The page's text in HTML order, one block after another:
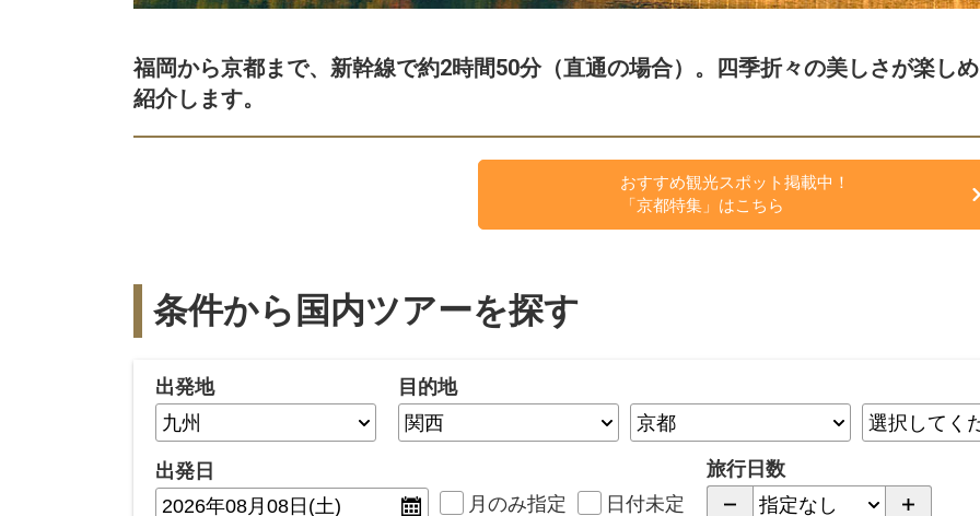
福岡から京都まで、新幹線で約2時間50分（直通の場合）。四季折々の美しさが楽し
紹介します。
おすすめ観光スポット掲載中！
「京都特集」はこちら
条件から国内ツアーを探す
出発地 目的地
出発日
月のみ指定
日付未定
旅行日数